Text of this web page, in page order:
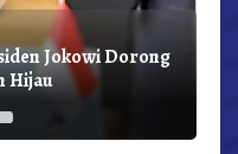
Jokowi Dorong
Hijau